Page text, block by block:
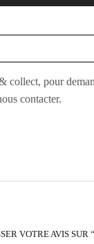
collect, pour
contacter.
VOTRE AVIS SUR